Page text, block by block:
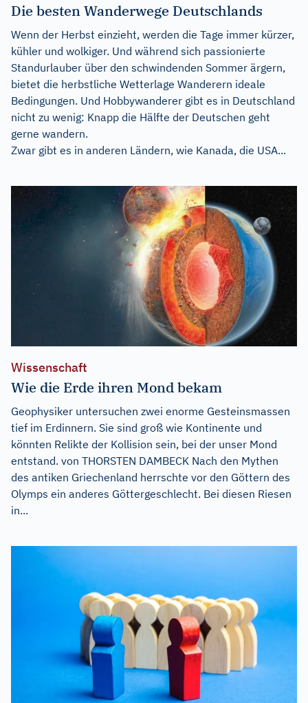
Die besten Wanderwege Deutschlands
Wenn der Herbst einzieht, werden die Tage immer kürzer,
kühler und wolkiger. Und während sich passionierte
Standurlauber über den schwindenden Sommer ärgern,
bietet die herbstliche Wetterlage Wanderern ideale
Bedingungen. Und Hobbywanderer gibt es in Deutschland
nicht zu wenig: Knapp die Hälfte der Deutschen geht
gerne wandern.
Zwar gibt es in anderen Ländern, wie Kanada, die USA...
Wissenschaft
Wie die Erde ihren Mond bekam
Geophysiker untersuchen zwei enorme Gesteinsmassen
tief im Erdinnern. Sie sind groß wie Kontinente und
könnten Relikte der Kollision sein, bei der unser Mond
entstand. von THORSTEN DAMBECK Nach den Mythen
des antiken Griechenland herrschte vor den Göttern des
Olymps ein anderes Göttergeschlecht. Bei diesen Riesen
in...